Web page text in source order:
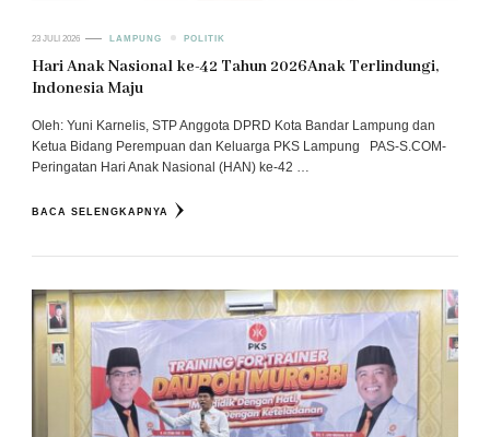
23 JULI 2026 LAMPUNG POLITIK
Hari Anak Nasional ke-42 Tahun 2026Anak Terlindungi,
Indonesia Maju
Oleh: Yuni Karnelis, STP Anggota DPRD Kota Bandar Lampung dan
Ketua Bidang Perempuan dan Keluarga PKS Lampung PAS-S.COM-
Peringatan Hari Anak Nasional (HAN) ke-42 …
BACA SELENGKAPNYA